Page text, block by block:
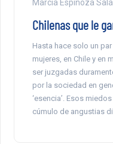
Marcia Espinoza
Chilenas que le
Hasta hace solo un
mujeres, en Chile y en
ser juzgadas
por la sociedad en
‘esencia’. Esos
cúmulo de angustias